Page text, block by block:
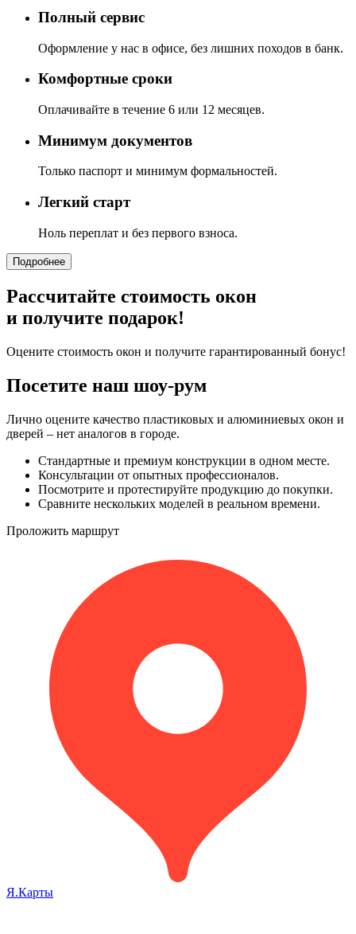
Полный сервис
Оформление у нас в офисе, без лишних походов в банк.
Комфортные сроки
Оплачивайте в течение 6 или 12 месяцев.
Минимум документов
Только паспорт и минимум формальностей.
Легкий старт
Ноль переплат и без первого взноса.
Подробнее
Рассчитайте стоимость окон
и получите подарок!
Оцените стоимость окон и получите гарантированный бонус!
Посетите наш шоу-рум
Лично оцените качество пластиковых и алюминиевых окон и
дверей – нет аналогов в городе.
Стандартные и премиум конструкции в одном месте.
Консультации от опытных профессионалов.
Посмотрите и протестируйте продукцию до покупки.
Сравните нескольких моделей в реальном времени.
Проложить маршрут
Я.Карты